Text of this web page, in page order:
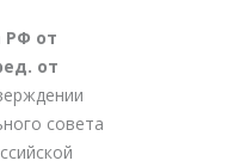
РФ от
от
совета